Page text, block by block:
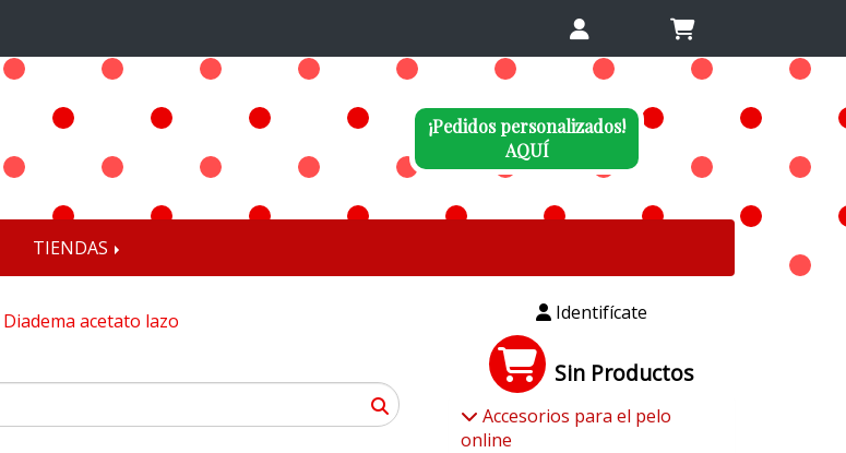
¡Pedidos personalizados!
AQUÍ
TIENDAS
Diadema acetato lazo Identifícate
Sin Productos
Accesorios para el pelo
online